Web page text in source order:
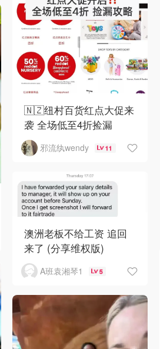
🇳🇿纽村百货红点大促来
袭 全场低至4折捡漏
邪流纨wendy 11
澳洲老板不给工资 追回
来了 (分享维权版)
A班袁湘琴1 5